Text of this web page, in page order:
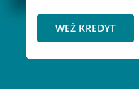
WEŹ KREDYT